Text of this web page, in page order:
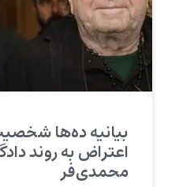
بیانیه ده‌ها
اعتراض به روند
محمدی‌فر